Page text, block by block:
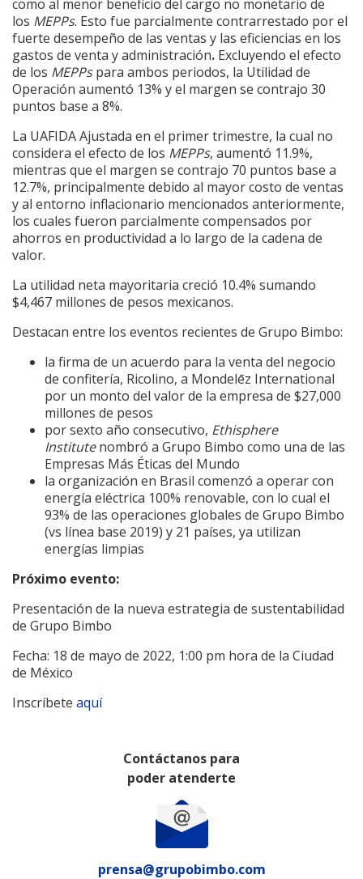
como al menor beneficio del cargo no monetario de
los MEPPs. Esto fue parcialmente contrarrestado por el
fuerte desempeño de las ventas y las eficiencias en los
gastos de venta y administración. Excluyendo el efecto
de los MEPPspara ambos periodos, la Utilidad de
Operación aumentó 13% y el margen se contrajo 30
puntos base a 8%.
La UAFIDA Ajustada en el primer trimestre, la cual no
considera el efecto de los MEPPs, aumentó 11.9%,
mientras que el margen se contrajo 70 puntos base a
12.7%, principalmente debido al mayor costo de ventas
y al entorno inflacionario mencionados anteriormente,
los cuales fueron parcialmente compensados por
ahorros en productividad a lo largo de la cadena de
valor.
La utilidad neta mayoritaria creció 10.4% sumando
$4,467 millones de pesos mexicanos.
Destacan entre los eventos recientes de Grupo Bimbo:
la firma de un acuerdo para la venta del negocio
de confitería, Ricolino, a Mondelēz International
por un monto del valor de la empresa de $27,000
millones de pesos
por sexto año consecutivo, Ethisphere
Institutenombró a Grupo Bimbo como una de las
Empresas Más Éticas del Mundo
la organización en Brasil comenzó a operar con
energía eléctrica 100% renovable, con lo cual el
93% de las operaciones globales de Grupo Bimbo
(vs línea base 2019) y 21 países, ya utilizan
energías limpias
Próximo evento:
Presentación de la nueva estrategia de sustentabilidad
de Grupo Bimbo
Fecha: 18 de mayo de 2022, 1:00 pm hora de la Ciudad
de México
Inscríbete aquí
Contáctanos para
poder atenderte
prensa@grupobimbo.com